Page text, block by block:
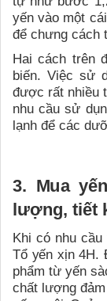
yến vào một
để chưng cách
Hai cách trên
biến. Việc sử
được rất nhiều
nhu cầu sử
lạnh để các
3. Mua
lượng, tiết
Khi có nhu
Tổ yến xịn 4H.
phẩm từ yến
chất lượng